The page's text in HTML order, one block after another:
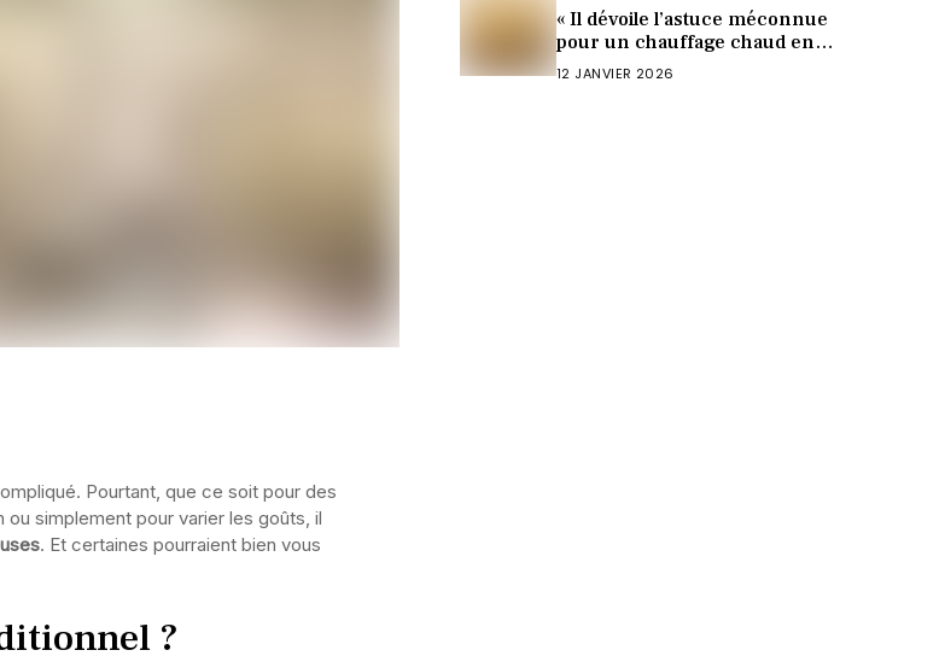
Pourtant, que ce soit pour des
ou simplement pour varier les goûts, il
. Et certaines pourraient bien vous
?
« Il dévoile l’astuce méconnue
pour un chauffage chaud en 5
min ! »
12 JANVIER 2026